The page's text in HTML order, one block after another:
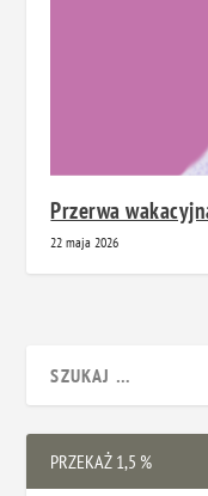
Przerwa
22 maja 2026
PRZEKAŻ 1,5 %